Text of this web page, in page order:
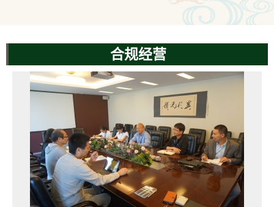
合规经营